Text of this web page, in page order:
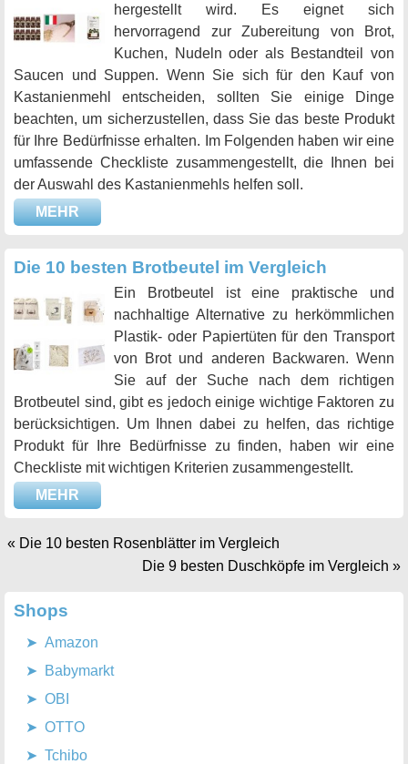
hergestellt wird. Es eignet sich
hervorragend zur Zubereitung von Brot,
Kuchen, Nudeln oder als Bestandteil von
Saucen und Suppen. Wenn Sie sich für den Kauf von
Kastanienmehl entscheiden, sollten Sie einige Dinge
beachten, um sicherzustellen, dass Sie das beste Produkt
für Ihre Bedürfnisse erhalten. Im Folgenden haben wir eine
umfassende Checkliste zusammengestellt, die Ihnen bei
der Auswahl des Kastanienmehls helfen soll.
MEHR
Die 10 besten Brotbeutel im Vergleich
Ein Brotbeutel ist eine praktische und
nachhaltige Alternative zu herkömmlichen
Plastik- oder Papiertüten für den Transport
von Brot und anderen Backwaren. Wenn
Sie auf der Suche nach dem richtigen
Brotbeutel sind, gibt es jedoch einige wichtige Faktoren zu
berücksichtigen. Um Ihnen dabei zu helfen, das richtige
Produkt für Ihre Bedürfnisse zu finden, haben wir eine
Checkliste mit wichtigen Kriterien zusammengestellt.
MEHR
« Die 10 besten Rosenblätter im Vergleich
Die 9 besten Duschköpfe im Vergleich »
Shops
Amazon
Babymarkt
OBI
OTTO
Tchibo